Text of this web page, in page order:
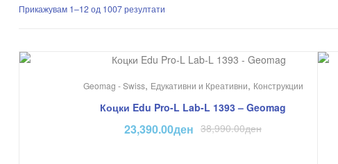
Прикажувам 1–12 од 1007 резултати
Geomag - Swiss, Едукативни и Креативни, Конструкции
Коцки Edu Pro-L Lab-L 1393 – Geomag
38,990.00ден
23,390.00ден